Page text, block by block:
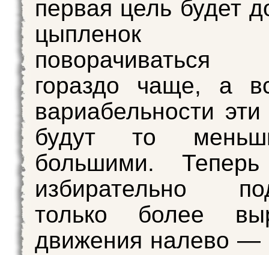
первая цель будет
цыпленок
гораздо чаще, а
вариабельности
будут то
большими.
избирательно
только более
движения налево —